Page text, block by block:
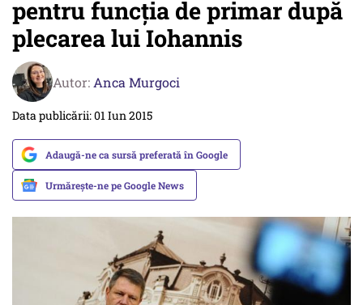
pentru funcția de primar după
plecarea lui Iohannis
Autor: Anca Murgoci
Data publicării: 01 Iun 2015
Adaugă-ne ca sursă preferată în Google
Urmărește-ne pe Google News